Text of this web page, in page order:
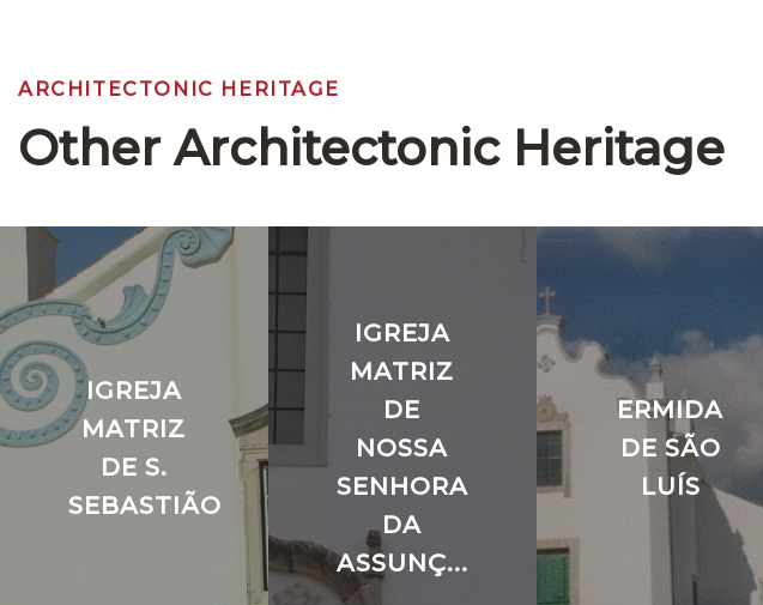
ARCHITECTONIC HERITAGE
Other Architectonic Heritage
IGREJA
MATRIZ
DE S.
SEBASTIÃO
IGREJA
MATRIZ
DE
NOSSA
SENHORA
DA
ASSUNÇ...
ERMIDA
DE SÃO
LUÍS